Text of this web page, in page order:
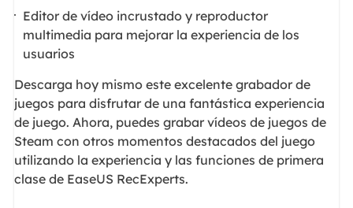
Editor de vídeo incrustado y reproductor
multimedia para mejorar la experiencia de los
usuarios
Descarga hoy mismo este excelente grabador de
juegos para disfrutar de una fantástica experiencia
de juego. Ahora, puedes grabar vídeos de juegos de
Steam con otros momentos destacados del juego
utilizando la experiencia y las funciones de primera
clase de EaseUS RecExperts.